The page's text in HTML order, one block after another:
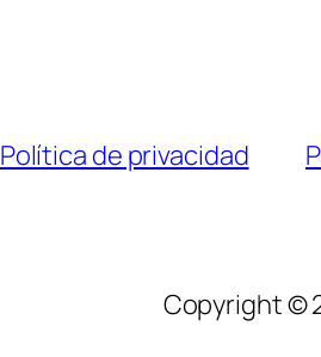
Política de privacidad
Copyright ©